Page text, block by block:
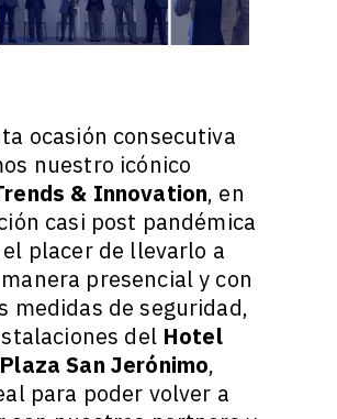
ocasión consecutiva
nuestro icónico
& Innovation, en
casi post pandémica
placer de llevarlo a
presencial y con
medidas de seguridad,
del Hotel
San Jerónimo,
para poder volver a